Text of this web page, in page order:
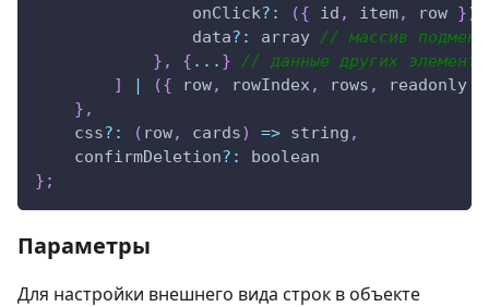
                onClick
? : ({ id , item, row })
                data
? : array // массив
} , { ... }
// данные других
]
| ({ row, rowIndex , rows , readonly
} ,
    css
? : ( row, cards) => string ,
    confirmDeletion
? :
boolean
} ;
Параметры
Для настройки внешнего вида строк в объекте